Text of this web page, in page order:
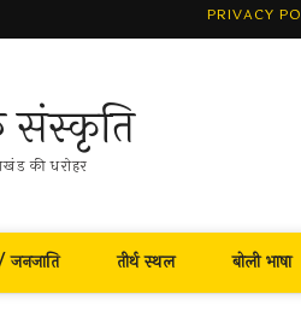
PRIVACY
की धरोहर
जनजाति तीर्थ स्थल बोली भाषा